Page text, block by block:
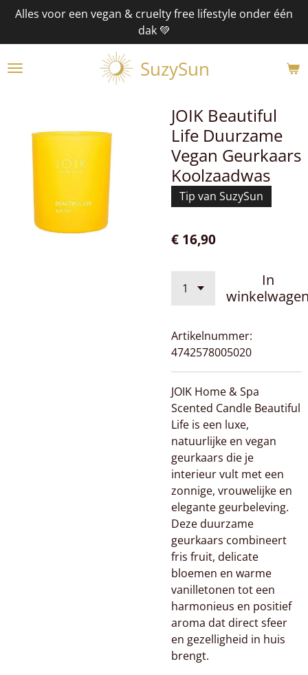
Ga
naar
de
SuzySun
Alles voor een vegan & cruelty free lifestyle onder één
dak 💚
JOIK Beautiful
Life Duurzame
Vegan Geurkaars
Koolzaadwas
Tip van SuzySun
€ 16,90
In
Artikelnummer:
4742578005020
JOIK Home & Spa
Scented Candle Beautiful
Life is een luxe,
natuurlijke en vegan
geurkaars die je
interieur vult met een
zonnige, vrouwelijke en
elegante geurbeleving.
Deze duurzame
geurkaars combineert
fris fruit, delicate
bloemen en warme
vanilletonen tot een
harmonieus en positief
aroma dat direct sfeer
en gezelligheid in huis
brengt.